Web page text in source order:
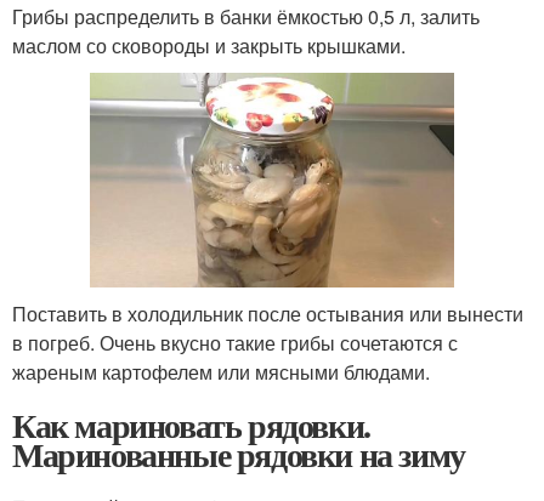
Грибы распределить в банки ёмкостью 0,5 л, залить
маслом со сковороды и закрыть крышками.
Поставить в холодильник после остывания или вынести
в погреб. Очень вкусно такие грибы сочетаются с
жареным картофелем или мясными блюдами.
Как мариновать рядовки.
Маринованные рядовки на зиму